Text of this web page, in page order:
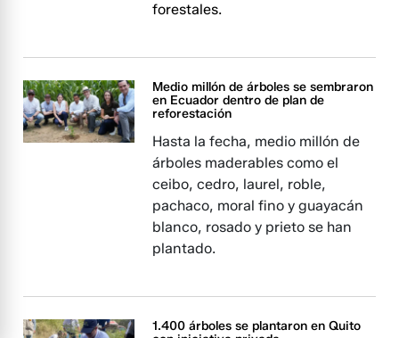
forestales.
Medio millón de árboles se sembraron
en Ecuador dentro de plan de
reforestación
Hasta la fecha, medio millón de
árboles maderables como el
ceibo, cedro, laurel, roble,
pachaco, moral fino y guayacán
blanco, rosado y prieto se han
plantado.
1.400 árboles se plantaron en Quito